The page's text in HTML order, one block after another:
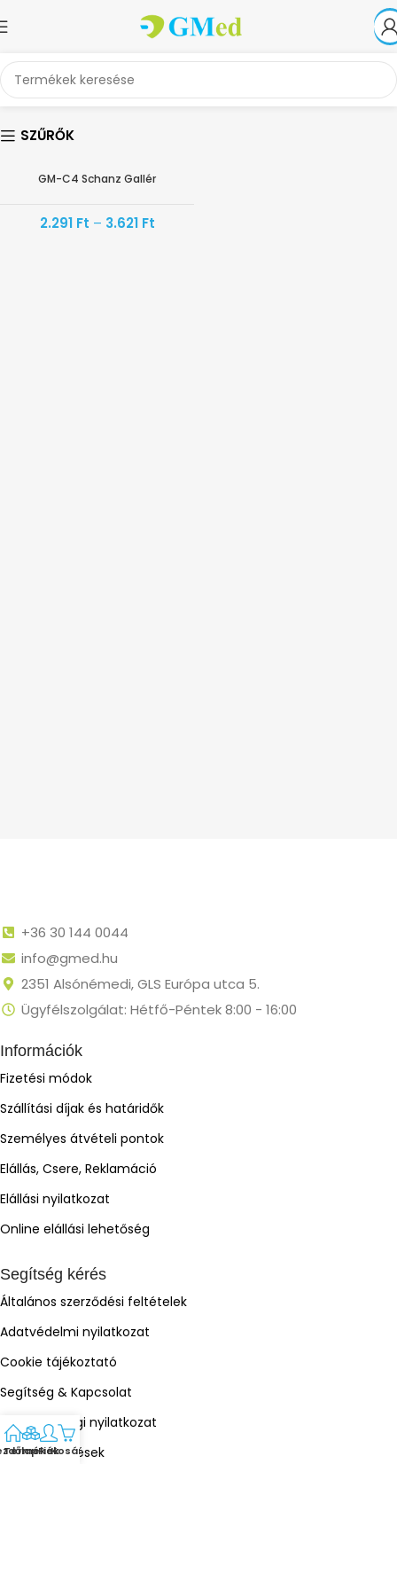
SZŰRŐK
GM-C4 Schanz Gallér
2.291 Ft – 3.621 Ft
+36 30 144 0044
info@gmed.hu
2351 Alsónémedi, GLS Európa utca 5.
Ügyfélszolgálat: Hétfő-Péntek 8:00 - 16:00
Információk
Fizetési módok
Szállítási díjak és határidők
Személyes átvételi pontok
Elállás, Csere, Reklamáció
Elállási nyilatkozat
Online elállási lehetőség
Segítség kérés
Általános szerződési feltételek
Adatvédelmi nyilatkozat
Cookie tájékoztató
Segítség & Kapcsolat
Megfelelőségi nyilatkozat
Gyakori kérdések
Termékek
FiókKosár